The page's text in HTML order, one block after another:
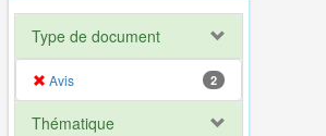
Type de document
Avis 2
Thématique